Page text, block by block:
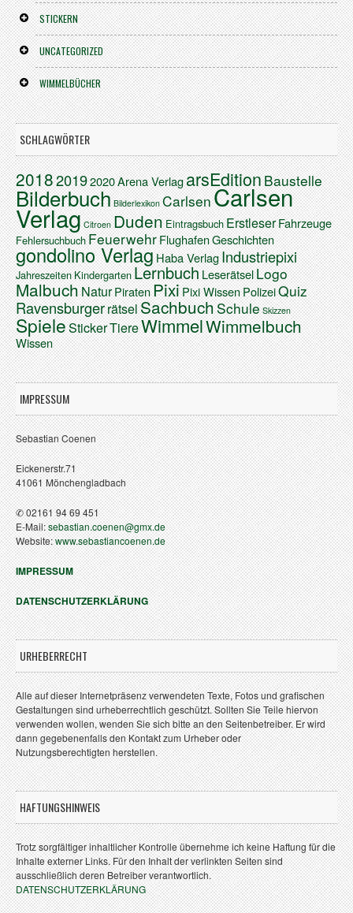
STICKERN
UNCATEGORIZED
WIMMELBÜCHER
SCHLAGWÖRTER
201820192020Arena VerlagarsEditionBaustelle
Bilderbuch Bilderlexikon CarlsenCarlsen
Verlag Citroen DudenEintragsbuchErstleserFahrzeuge
FehlersuchbuchFeuerwehrFlughafenGeschichten
gondolino VerlagHaba VerlagIndustriepixi
JahreszeitenKindergartenLernbuchLeserätselLogo
MalbuchNaturPiratenPixiPixi WissenPolizeiQuiz
RavensburgerrätselSachbuchSchule Skizzen
SpieleStickerTiereWimmelWimmelbuch
Wissen
IMPRESSUM
Sebastian Coenen
Eickenerstr.71
41061 Mönchengladbach
✆ 02161 94 69 451
E-Mail:sebastian.coenen@gmx.de
Website:www.sebastiancoenen.de
IMPRESSUM
DATENSCHUTZERKLÄRUNG
URHEBERRECHT
Alle auf dieser Internetpräsenz verwendeten Texte, Fotos und grafischen
Gestaltungen sind urheberrechtlich geschützt. Sollten Sie Teile hiervon
verwenden wollen, wenden Sie sich bitte an den Seitenbetreiber. Er wird
dann gegebenenfalls den Kontakt zum Urheber oder
Nutzungsberechtigten herstellen.
HAFTUNGSHINWEIS
Trotz sorgfältiger inhaltlicher Kontrolle übernehme ich keine Haftung für die
Inhalte externer Links. Für den Inhalt der verlinkten Seiten sind
ausschließlich deren Betreiber verantwortlich.
DATENSCHUTZERKLÄRUNG